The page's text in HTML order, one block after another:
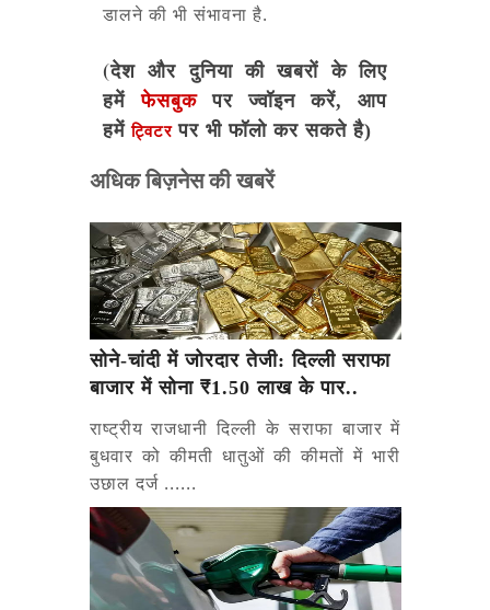
डालने की भी संभावना है.
(देश और दुनिया की खबरों के लिए
हमेंफेसबुकपर ज्वॉइन करें, आप
हमेंट्विटर पर भी फॉलो कर सकते है)
अधिक बिज़नेस की खबरें
सोने-चांदी में जोरदार तेजी: दिल्ली सराफा
बाजार में सोना ₹1.50 लाख के पार..
राष्ट्रीय राजधानी दिल्ली के सराफा बाजार में
बुधवार को कीमती धातुओं की कीमतों में भारी
उछाल दर्ज ......